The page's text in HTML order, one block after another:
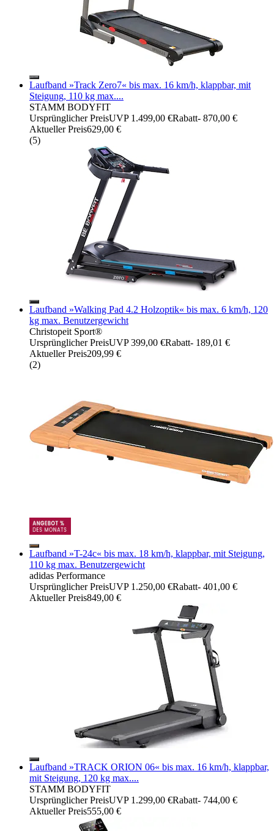
Laufband »Track Zero7« bis max. 16 km/h, klappbar, mit
Steigung, 110 kg max....
STAMM BODYFIT
Ursprünglicher PreisUVP 1.499,00 €Rabatt- 870,00 €
Aktueller Preis629,00 €
(5)
Laufband »Walking Pad 4.2 Holzoptik« bis max. 6 km/h, 120
kg max. Benutzergewicht
Christopeit Sport®
Ursprünglicher PreisUVP 399,00 €Rabatt- 189,01 €
Aktueller Preis209,99 €
(2)
Laufband »T-24c« bis max. 18 km/h, klappbar, mit Steigung,
110 kg max. Benutzergewicht
adidas Performance
Ursprünglicher PreisUVP 1.250,00 €Rabatt- 401,00 €
Aktueller Preis849,00 €
Laufband »TRACK ORION 06« bis max. 16 km/h, klappbar,
mit Steigung, 120 kg max....
STAMM BODYFIT
Ursprünglicher PreisUVP 1.299,00 €Rabatt- 744,00 €
Aktueller Preis555,00 €